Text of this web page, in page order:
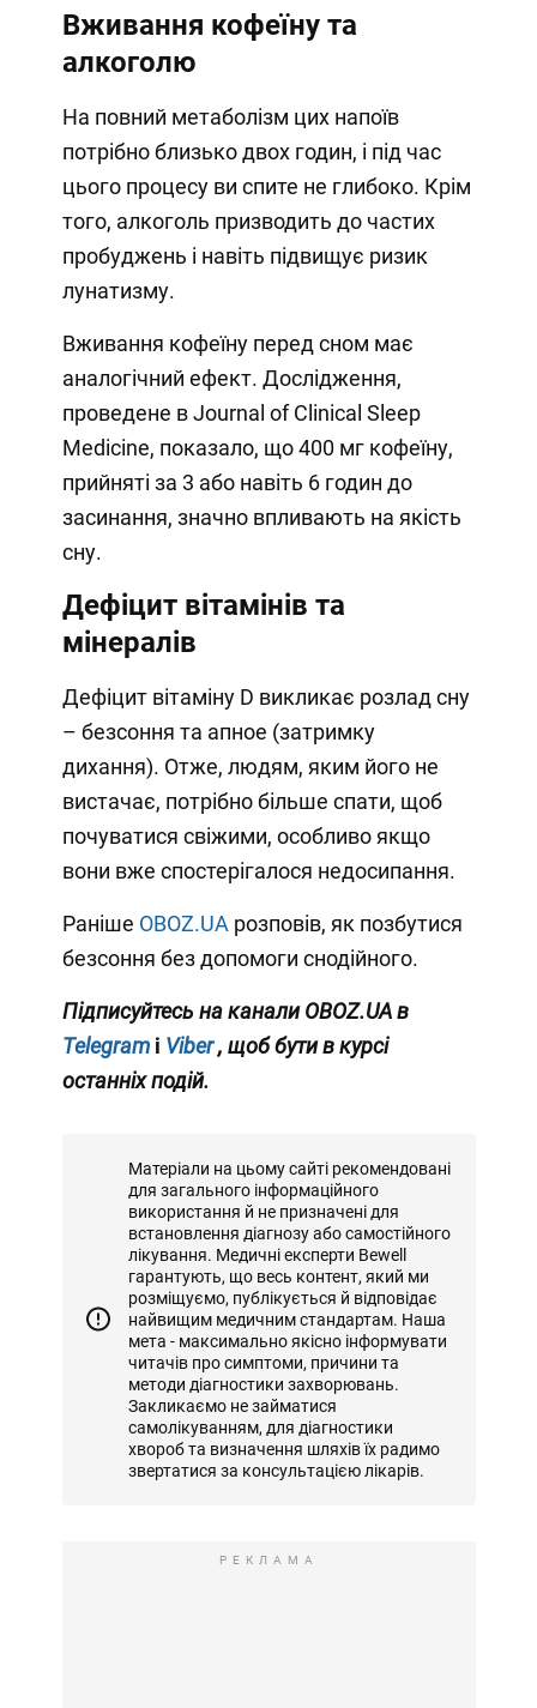
Вживання кофеїну та
алкоголю
На повний метаболізм цих напоїв
потрібно близько двох годин, і під час
цього процесу ви спите не глибоко. Крім
того, алкоголь призводить до частих
пробуджень і навіть підвищує ризик
лунатизму.
Вживання кофеїну перед сном має
аналогічний ефект. Дослідження,
проведене в Journal of Clinical Sleep
Medicine, показало, що 400 мг кофеїну,
прийняті за 3 або навіть 6 годин до
засинання, значно впливають на якість
сну.
Дефіцит вітамінів та
мінералів
Дефіцит вітаміну D викликає розлад сну
– безсоння та апное (затримку
дихання). Отже, людям, яким його не
вистачає, потрібно більше спати, щоб
почуватися свіжими, особливо якщо
вони вже спостерігалося недосипання.
Раніше OBOZ.UA розповів, як позбутися
безсоння без допомоги снодійного.
Підписуйтесь на канали OBOZ.UA в
Telegram і Viber , щоб бути в курсі
останніх подій.
Матеріали на цьому сайті рекомендовані
для загального інформаційного
використання й не призначені для
встановлення діагнозу або самостійного
лікування. Медичні експерти Bewell
гарантують, що весь контент, який ми
розміщуємо, публікується й відповідає
найвищим медичним стандартам. Наша
мета - максимально якісно інформувати
читачів про симптоми, причини та
методи діагностики захворювань.
Закликаємо не займатися
самолікуванням, для діагностики
хвороб та визначення шляхів їх радимо
звертатися за консультацією лікарів.
РЕКЛАМА